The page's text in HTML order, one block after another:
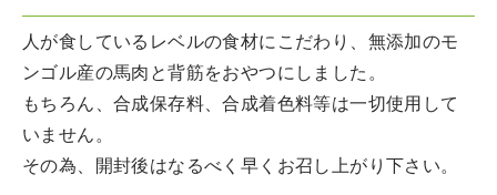
人が食しているレベルの食材にこだわり、無添加のモ
ンゴル産の馬肉と背筋をおやつにしました。
もちろん、合成保存料、合成着色料等は一切使用して
いません。
その為、開封後はなるべく早くお召し上がり下さい。